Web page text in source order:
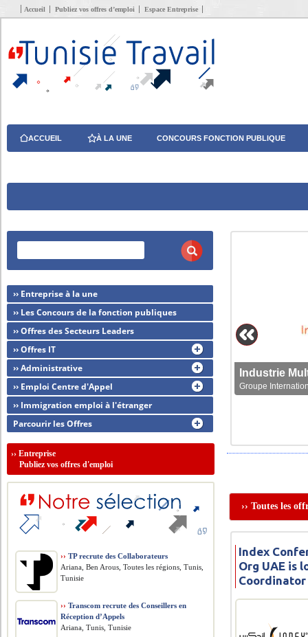
Accueil Publiez vos offres d’emploi Espace Entreprise
ACCUEIL À LA UNE CONCOURS FONCTION PUBLIQUE
Groupe
›› Toutes les
Index
Org UAE is
Coordinator
›› Entreprise à la une
›› Les Concours de la fonction publiques
›› Offres des Secteurs Leaders
›› Offres IT
›› Administrative
›› Emploi Centre d'Appel
›› Immigration emploi à l'étranger
Parcourir les Offres
››Entreprise
Publiez vos offres d'emploi
›› TP recrute des Collaborateurs
Ariana, Ben Arous, Toutes les régions, Tunis,
Tunisie
›› Transcom recrute des Conseillers en
Réception d’Appels
Ariana, Tunis, Tunisie